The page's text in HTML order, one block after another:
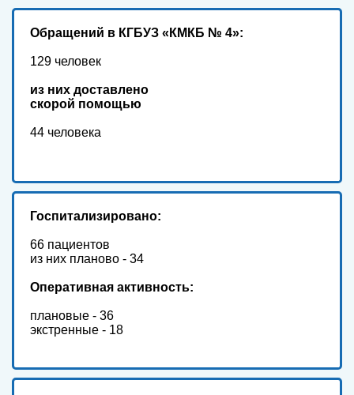
Обращений в КГБУЗ «КМКБ № 4»:
129 человек
из них доставлено
скорой помощью
44 человека
Госпитализировано:
66 пациентов
из них планово - 34
Оперативная активность:
плановые - 36
экстренные - 18